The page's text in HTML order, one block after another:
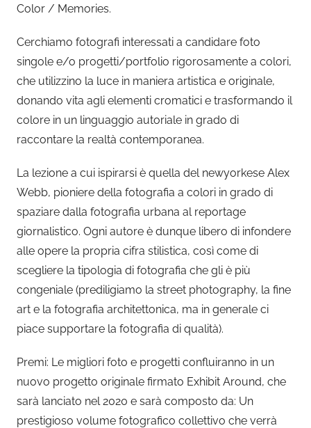
Color / Memories.
Cerchiamo fotografi interessati a candidare foto
singole e/o progetti/portfolio rigorosamente a colori,
che utilizzino la luce in maniera artistica e originale,
donando vita agli elementi cromatici e trasformando il
colore in un linguaggio autoriale in grado di
raccontare la realtà contemporanea.
La lezione a cui ispirarsi è quella del newyorkese Alex
Webb, pioniere della fotografia a colori in grado di
spaziare dalla fotografia urbana al reportage
giornalistico. Ogni autore è dunque libero di infondere
alle opere la propria cifra stilistica, così come di
scegliere la tipologia di fotografia che gli è più
congeniale (prediligiamo la street photography, la fine
art e la fotografia architettonica, ma in generale ci
piace supportare la fotografia di qualità).
Premi: Le migliori foto e progetti confluiranno in un
nuovo progetto originale firmato Exhibit Around, che
sarà lanciato nel 2020 e sarà composto da: Un
prestigioso volume fotografico collettivo che verrà